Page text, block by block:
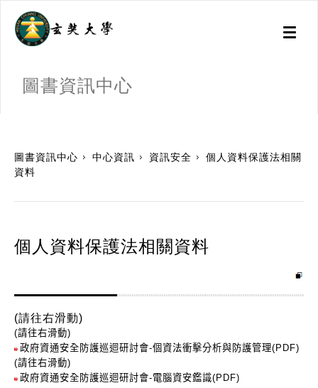
Toggle
圖書資訊中心
圖書資訊中心 中心資訊 資訊安全
個人資料保護法相關
資料
個人資料保護法相關資料
(請往右滑動)
(請往右滑動)
政府資通安全防護巡迴研討會-個資法衝擊分析與防護管理(PDF)
(請往右滑動)
政府資通安全防護巡迴研討會-電腦資安鑑識(PDF)